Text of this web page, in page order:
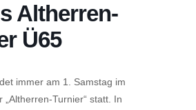
Altherren-
Ü65
immer am 1. Samstag im
„Altherren-Turnier“ statt. In